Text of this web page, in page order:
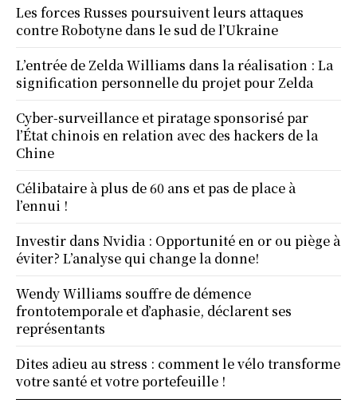
Les forces Russes poursuivent leurs attaques
contre Robotyne dans le sud de l’Ukraine
L’entrée de Zelda Williams dans la réalisation : La
signification personnelle du projet pour Zelda
Cyber-surveillance et piratage sponsorisé par
l’État chinois en relation avec des hackers de la
Chine
Célibataire à plus de 60 ans et pas de place à
l’ennui !
Investir dans Nvidia : Opportunité en or ou piège à
éviter? L’analyse qui change la donne!
Wendy Williams souffre de démence
frontotemporale et d’aphasie, déclarent ses
représentants
Dites adieu au stress : comment le vélo transforme
votre santé et votre portefeuille !